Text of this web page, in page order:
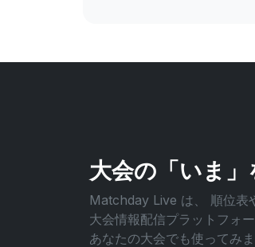
大会の「いま」
Matchday Live は、 順位表
大会情報配信プラットフォー
あなたの大会でも使ってみ